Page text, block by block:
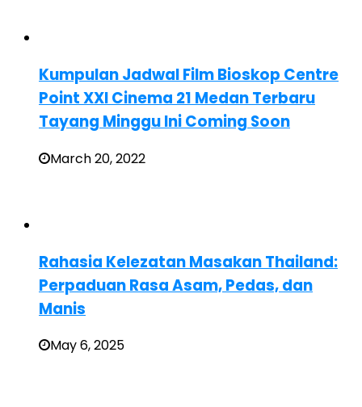
Kumpulan Jadwal Film Bioskop Centre
Point XXI Cinema 21 Medan Terbaru
Tayang Minggu Ini Coming Soon
March 20, 2022
Rahasia Kelezatan Masakan Thailand:
Perpaduan Rasa Asam, Pedas, dan
Manis
May 6, 2025